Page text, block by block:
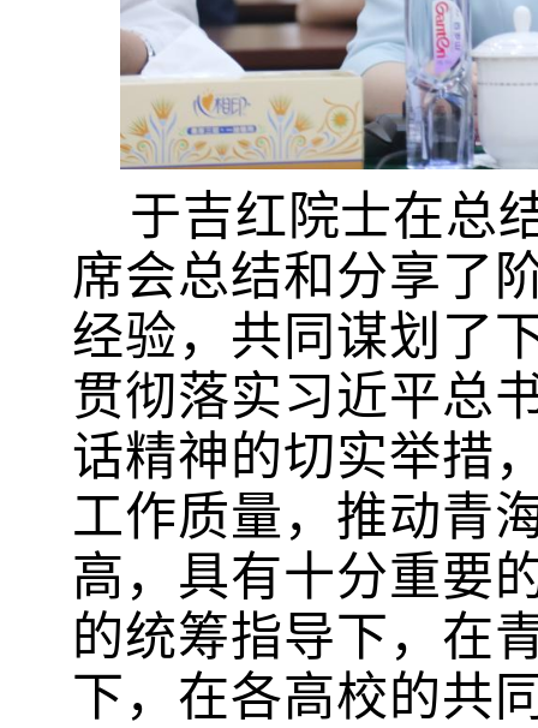
于吉红院士在总
席会总结和分享了
经验，共同谋划了
贯彻落实习近平总
话精神的切实举措
工作质量，推动青
高，具有十分重要
的统筹指导下，在
下，在各高校的共